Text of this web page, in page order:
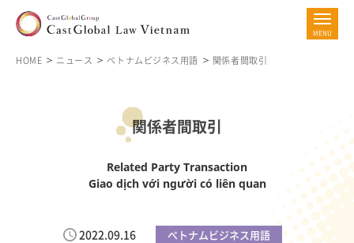
HOME ニュース ベトナムビジネス用語 関係者間取引
関係者間取引
Related Party Transaction
Giao dịch với người có liên quan
2022.09.16 ベトナムビジネス用語